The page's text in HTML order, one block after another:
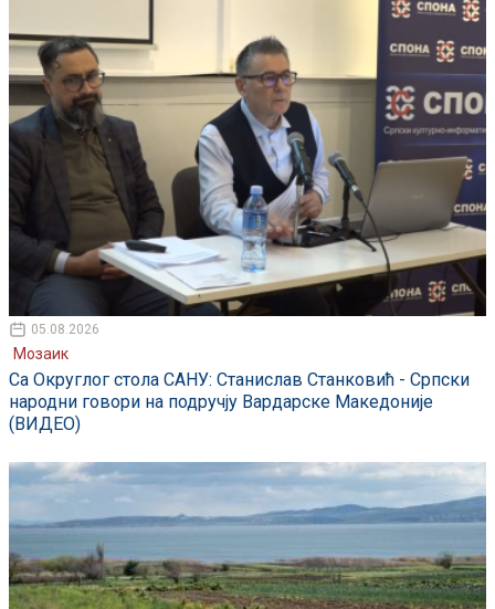
05.08.2026
Мозаик
Са Округлог стола САНУ: Станислав Станковић - Српски
народни говори на подручју Вардарске Македоније
(ВИДЕО)